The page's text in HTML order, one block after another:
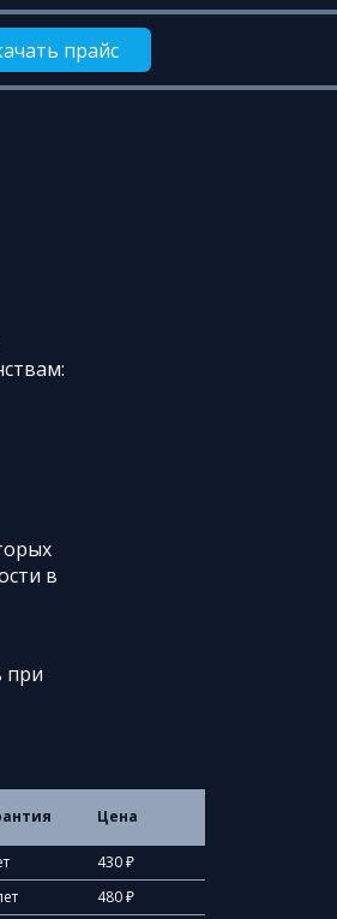
прайс
в
при
Цена
430 ₽
480 ₽